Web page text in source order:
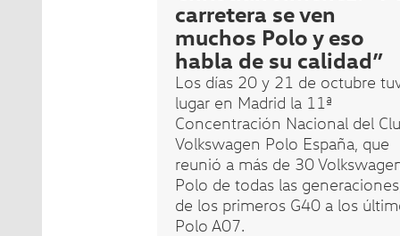
carretera se ven
muchos Polo y eso
habla de su calidad”
Los días 20 y 21 de octubre
lugar en Madrid la 11ª
Concentración Nacional del
Volkswagen Polo España, que
reunió a más de 30
Polo de todas las generaciones,
de los primeros G40 a los
Polo A07.